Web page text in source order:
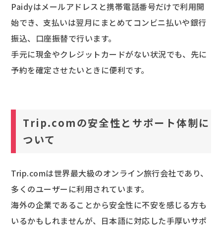
Paidyはメールアドレスと携帯電話番号だけで利用開
始でき、支払いは翌月にまとめてコンビニ払いや銀行
振込、口座振替で行います。
手元に現金やクレジットカードがない状況でも、先に
予約を確定させたいときに便利です。
Trip.comの安全性とサポート体制に
ついて
Trip.comは世界最大級のオンライン旅行会社であり、
多くのユーザーに利用されています。
海外の企業であることから安全性に不安を感じる方も
いるかもしれませんが、日本語に対応した手厚いサポ